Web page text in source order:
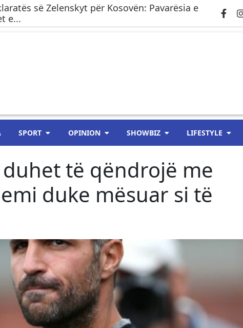
së Zelenskyt për Kosovën: Pavarësia e
e...
SPORT OPINION SHOWBIZ LIFESTYLE
duhet të qëndrojë me
duke mësuar si të